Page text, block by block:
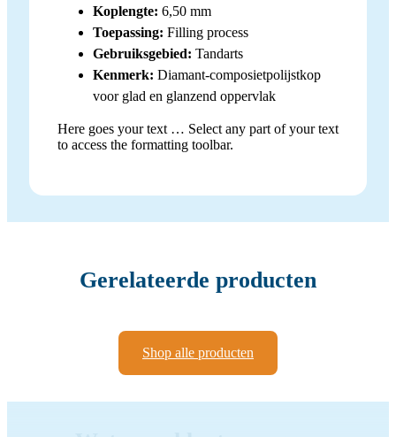
Koplengte: 6,50 mm
Toepassing: Filling process
Gebruiksgebied: Tandarts
Kenmerk: Diamant-composietpolijstkop
voor glad en glanzend oppervlak
Here goes your text … Select any part of your text
to access the formatting toolbar.
Gerelateerde producten
Shop alle producten